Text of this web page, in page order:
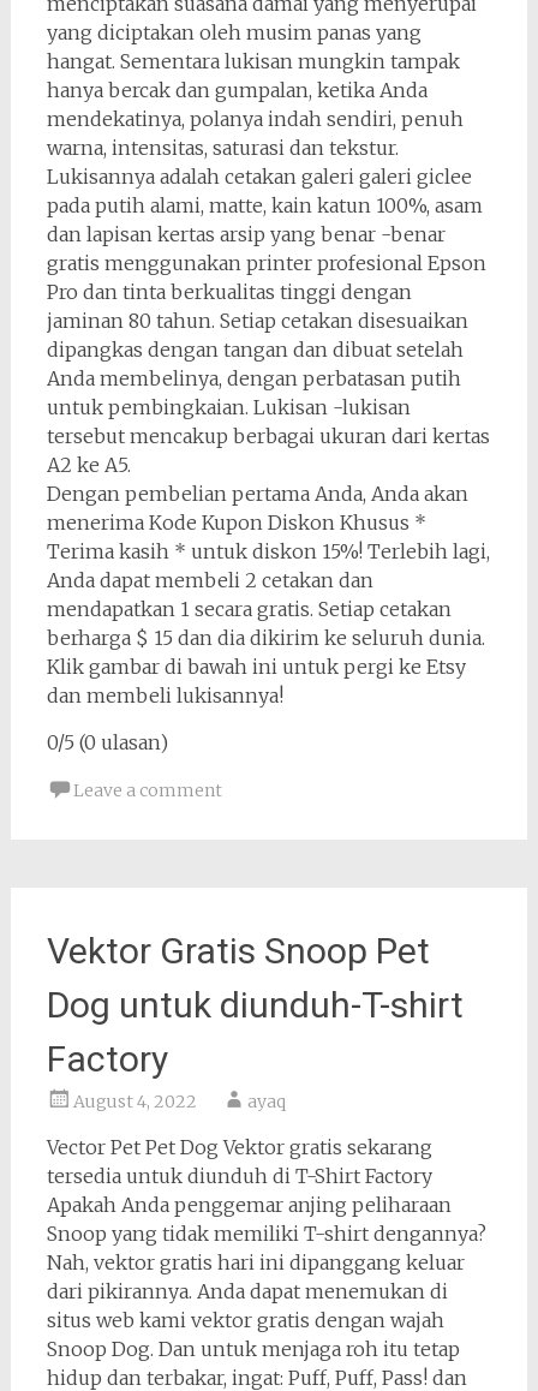
yang diciptakan oleh musim panas yang
hangat. Sementara lukisan mungkin tampak
hanya bercak dan gumpalan, ketika Anda
mendekatinya, polanya indah sendiri, penuh
warna, intensitas, saturasi dan tekstur.
Lukisannya adalah cetakan galeri galeri giclee
pada putih alami, matte, kain katun 100%, asam
dan lapisan kertas arsip yang benar -benar
gratis menggunakan printer profesional Epson
Pro dan tinta berkualitas tinggi dengan
jaminan 80 tahun. Setiap cetakan disesuaikan
dipangkas dengan tangan dan dibuat setelah
Anda membelinya, dengan perbatasan putih
untuk pembingkaian. Lukisan -lukisan
tersebut mencakup berbagai ukuran dari kertas
A2 ke A5.
Dengan pembelian pertama Anda, Anda akan
menerima Kode Kupon Diskon Khusus *
Terima kasih * untuk diskon 15%! Terlebih lagi,
Anda dapat membeli 2 cetakan dan
mendapatkan 1 secara gratis. Setiap cetakan
berharga $ 15 dan dia dikirim ke seluruh dunia.
Klik gambar di bawah ini untuk pergi ke Etsy
dan membeli lukisannya!
0/5 (0 ulasan)
Leave a comment
Vektor Gratis Snoop Pet
Dog untuk diunduh-T-shirt
Factory
August 4, 2022 ayaq
Vector Pet Pet Dog Vektor gratis sekarang
tersedia untuk diunduh di T-Shirt Factory
Apakah Anda penggemar anjing peliharaan
Snoop yang tidak memiliki T-shirt dengannya?
Nah, vektor gratis hari ini dipanggang keluar
dari pikirannya. Anda dapat menemukan di
situs web kami vektor gratis dengan wajah
Snoop Dog. Dan untuk menjaga roh itu tetap
hidup dan terbakar, ingat: Puff, Puff, Pass! dan